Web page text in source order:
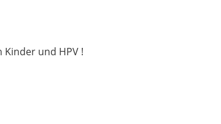
und HPV !